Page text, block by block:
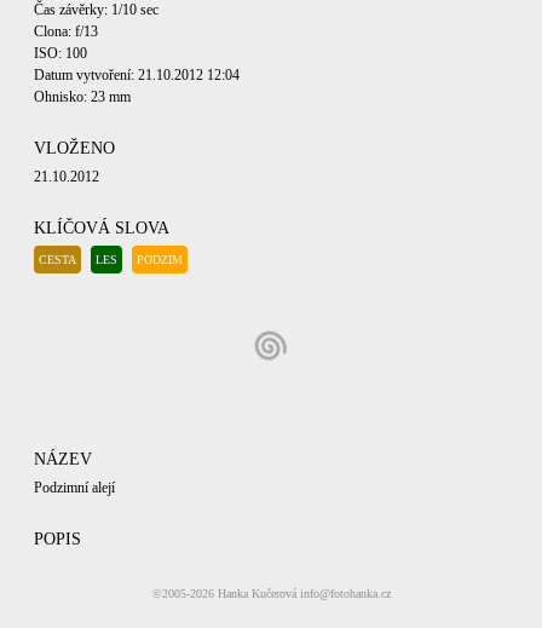
Čas závěrky: 1/10 sec
Clona: f/13
ISO: 100
Datum vytvoření: 21.10.2012 12:04
Ohnisko: 23 mm
VLOŽENO
21.10.2012
KLÍČOVÁ SLOVA
CESTA LES PODZIM
NÁZEV
Podzimní alejí
POPIS
©2005-2026 Hanka Kučerováinfo@fotohanka.cz